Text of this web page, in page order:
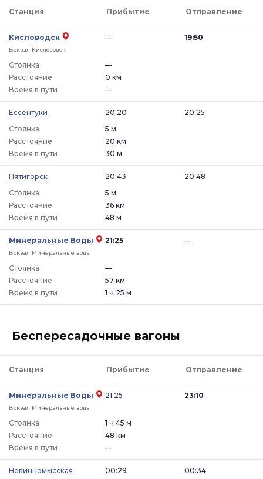
Станция Прибытие Отправление
Кисловодск
Вокзал Кисловодск
—
Стоянка —
19:50
Расстояние
0 км
Время в пути
—
Ессентуки
20:20
Стоянка
5 м
20:25
Расстояние
20 км
Время в пути
30 м
Пятигорск
20:43
Стоянка
5 м
20:48
Расстояние
36 км
Время в пути
48 м
Минеральные Воды
Вокзал Минеральные воды
21:25
Стоянка —
—
Расстояние
57 км
Время в пути
1 ч 25 м
Беспересадочные вагоны
Станция Прибытие Отправление
Минеральные Воды
Вокзал Минеральные воды
21:25
Стоянка 1 ч 45 м
23:10
Расстояние
48 км
Время в пути
—
Невинномысская
00:29
00:34